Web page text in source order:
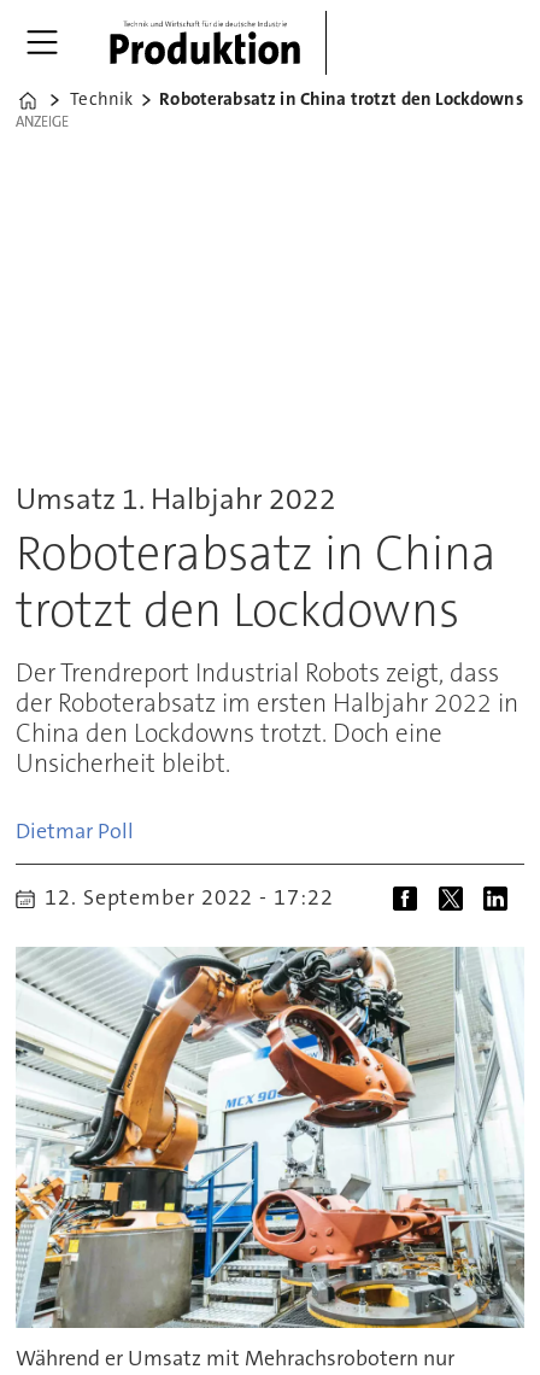
Home
Technik Roboterabsatz in China trotzt den Lockdowns
ANZEIGE
ANZEIGE
Umsatz 1. Halbjahr 2022
Roboterabsatz in China
trotzt den Lockdowns
Der Trendreport Industrial Robots zeigt, dass
der Roboterabsatz im ersten Halbjahr 2022 in
China den Lockdowns trotzt. Doch eine
Unsicherheit bleibt.
Dietmar Poll
12. September 2022 - 17:22
Während er Umsatz mit Mehrachsrobotern nur